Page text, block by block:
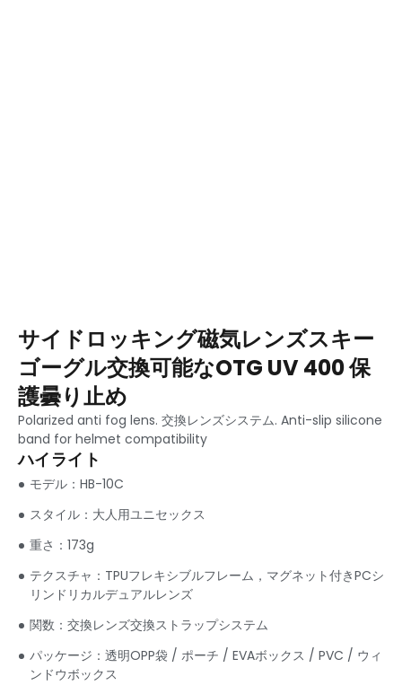
サイドロッキング磁気レンズスキー
ゴーグル交換可能なOTG UV 400 保
護曇り止め
Polarized anti fog lens. 交換レンズシステム. Anti-slip silicone
band for helmet compatibility
ハイライト
モデル： HB-10C
スタイル：大人用ユニセックス
重さ：173g
テクスチャ：TPUフレキシブルフレーム，マグネット付きPCシ
リンドリカルデュアルレンズ
関数：交換レンズ交換ストラップシステム
パッケージ：透明OPP袋 / ポーチ / EVAボックス / PVC / ウィ
ンドウボックス